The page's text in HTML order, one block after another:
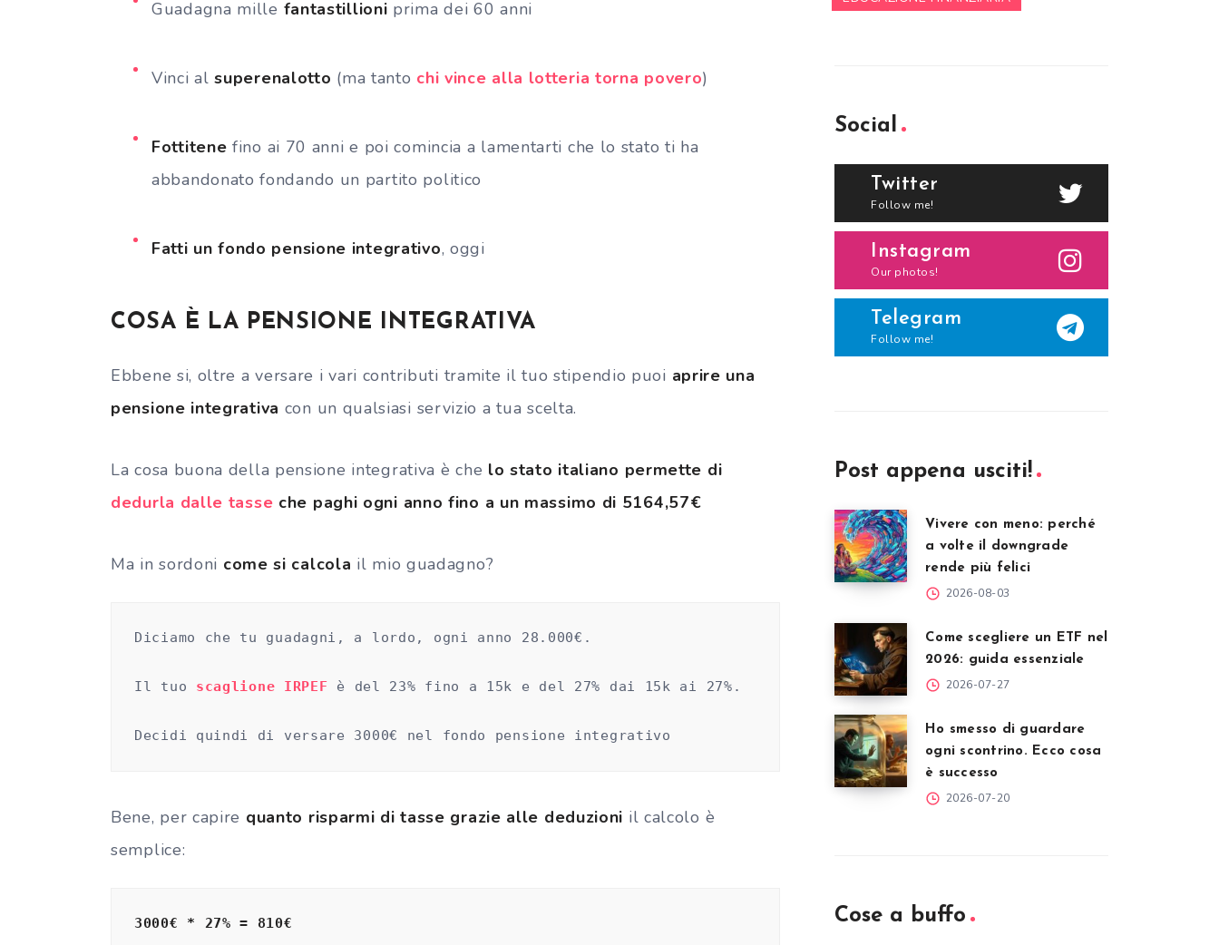
Guadagna mille fantastillioni prima dei 60 anni
Vinci alsuperenalotto (ma tanto chi vince alla lotteria torna povero)
Fottitene fino ai 70 anni e poi comincia a lamentarti che lo stato ti ha
abbandonato fondando un partito politico
Fatti un fondo pensione integrativo, oggi
COSA È LA PENSIONE INTEGRATIVA
Ebbene si, oltre a versare i vari contributi tramite il tuo stipendio puoi aprire una
pensione integrativa con un qualsiasi servizio a tua scelta.
La cosa buona della pensione integrativa è che lo stato italiano permette di
dedurla dalle tasse che paghi ogni anno fino a un massimo di 5164,57€
Ma in sordoni come si calcola il mio guadagno?
Diciamo che tu guadagni, a lordo, ogni anno 28.000€.
Il tuo scaglione IRPEF è del 23% fino a 15k e del 27% dai 15k ai 27%.
Decidi quindi di versare 3000€ nel fondo pensione integrativo
Bene, per capire quanto risparmi di tasse grazie alle deduzioni il calcolo è
semplice:
3000€ * 27% = 810€
Social
Twitter
Follow me!
Instagram
Our photos!
Telegram
Follow me!
Post appena usciti!
Vivere con meno: perché
a volte il downgrade
rende più felici
2026-08-03
Come scegliere un ETF nel
2026: guida essenziale
2026-07-27
Ho smesso di guardare
ogni scontrino. Ecco cosa
è successo
2026-07-20
Cose a buffo